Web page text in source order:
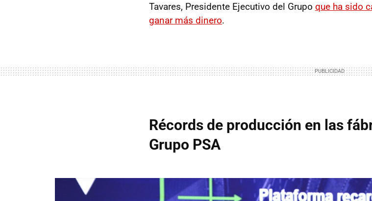
Tavares, Presidente Ejecutivo del Grupo que ha sido
ganar más dinero.
Récords de producción en las
Grupo PSA